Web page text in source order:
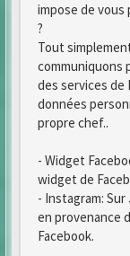
impose de vous
?
Tout
communiquons
des services de
données
propre chef..
- Widget
widget de
- Instagram:
en provenance
Facebook.